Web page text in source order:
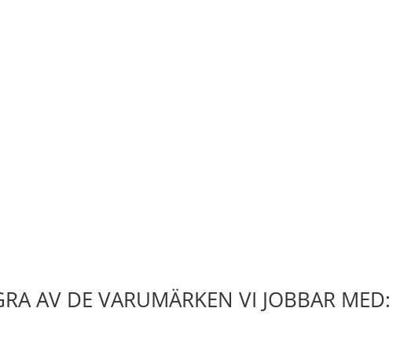
AV DE VARUMÄRKEN VI JOBBAR MED: